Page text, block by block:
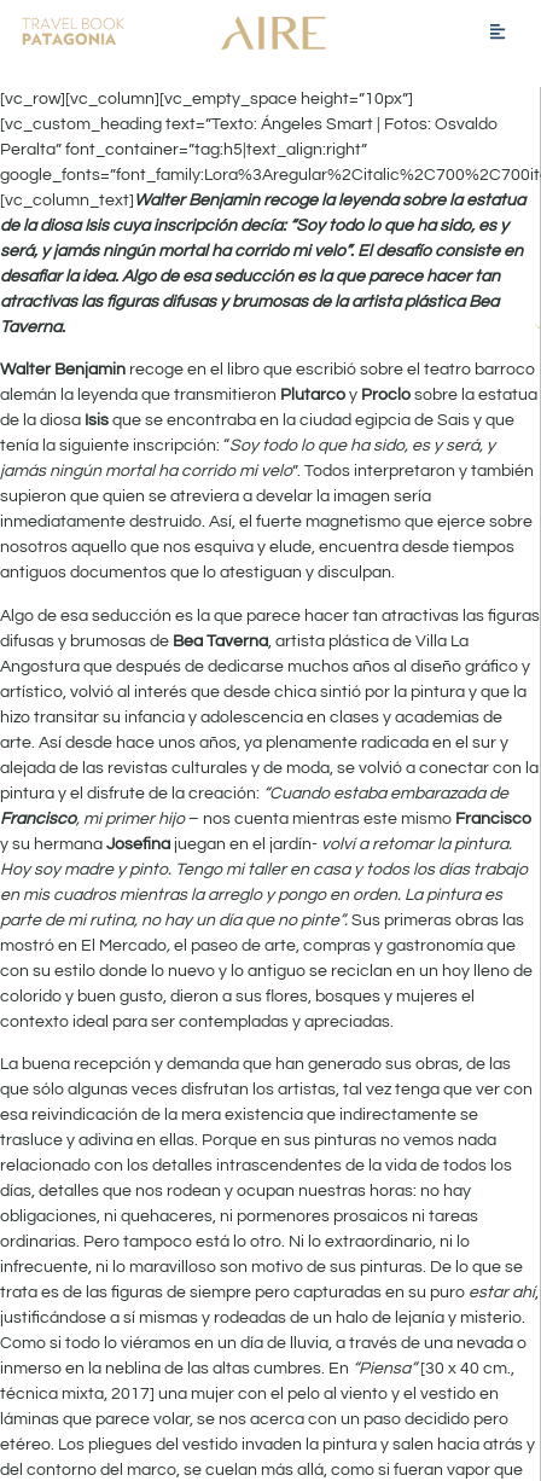
[vc_row][vc_column][vc_empty_space height=”10px”]
[vc_custom_heading text=”Texto: Ángeles Smart | Fotos: Osvaldo
Peralta” font_container=”tag:h5|text_align:right”
[vc_column_text] Walter Benjamin recoge la leyenda sobre la estatua
de la diosa Isis cuya inscripción decía: “Soy todo lo que ha sido, es y
será, y jamás ningún mortal ha corrido mi velo”. El desafío consiste en
desafiar la idea. Algo de esa seducción es la que parece hacer tan
atractivas las figuras difusas y brumosas de la artista plástica Bea
Taverna.
Walter Benjamin recoge en el libro que escribió sobre el teatro barroco
alemán la leyenda que transmitieron Plutarco y Proclo sobre la estatua
de la diosa Isis que se encontraba en la ciudad egipcia de Sais y que
tenía la siguiente inscripción: “Soy todo lo que ha sido, es y será, y
jamás ningún mortal ha corrido mi velo”. Todos interpretaron y también
supieron que quien se atreviera a develar la imagen sería
inmediatamente destruido. Así, el fuerte magnetismo que ejerce sobre
nosotros aquello que nos esquiva y elude, encuentra desde tiempos
antiguos documentos que lo atestiguan y disculpan.
Algo de esa seducción es la que parece hacer tan atractivas las figuras
difusas y brumosas de Bea Taverna , artista plástica de Villa La
Angostura que después de dedicarse muchos años al diseño gráfico y
artístico, volvió al interés que desde chica sintió por la pintura y que la
hizo transitar su infancia y adolescencia en clases y academias de
arte. Así desde hace unos años, ya plenamente radicada en el sur y
alejada de las revistas culturales y de moda, se volvió a conectar con la
pintura y el disfrute de la creación: “Cuando estaba embarazada de
Francisco, mi primer hijo– nos cuenta mientras este mismo Francisco
y su hermana Josefina juegan en el jardín- volví a retomar la pintura.
Hoy soy madre y pinto. Tengo mi taller en casa y todos los días trabajo
en mis cuadros mientras la arreglo y pongo en orden. La pintura es
parte de mi rutina, no hay un día que no pinte”. Sus primeras obras las
mostró en El Mercado, el paseo de arte, compras y gastronomía que
con su estilo donde lo nuevo y lo antiguo se reciclan en un hoy lleno de
colorido y buen gusto, dieron a sus flores, bosques y mujeres el
contexto ideal para ser contempladas y apreciadas.
La buena recepción y demanda que han generado sus obras, de las
que sólo algunas veces disfrutan los artistas, tal vez tenga que ver con
esa reivindicación de la mera existencia que indirectamente se
trasluce y adivina en ellas. Porque en sus pinturas no vemos nada
relacionado con los detalles intrascendentes de la vida de todos los
días, detalles que nos rodean y ocupan nuestras horas: no hay
obligaciones, ni quehaceres, ni pormenores prosaicos ni tareas
ordinarias. Pero tampoco está lo otro. Ni lo extraordinario, ni lo
infrecuente, ni lo maravilloso son motivo de sus pinturas. De lo que se
trata es de las figuras de siempre pero capturadas en su puro estar ahí,
justificándose a sí mismas y rodeadas de un halo de lejanía y misterio.
Como si todo lo viéramos en un día de lluvia, a través de una nevada o
inmerso en la neblina de las altas cumbres. En “Piensa”[30 x 40 cm.,
técnica mixta, 2017] una mujer con el pelo al viento y el vestido en
láminas que parece volar, se nos acerca con un paso decidido pero
etéreo. Los pliegues del vestido invaden la pintura y salen hacia atrás y
del contorno del marco, se cuelan más allá, como si fueran vapor que